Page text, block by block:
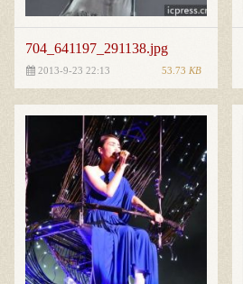
704_641197_291138.jpg
2013-9-23 22:13 53.73 KB